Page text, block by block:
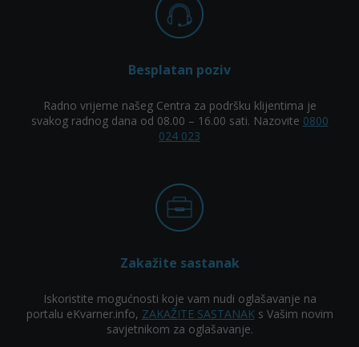
Besplatan poziv
Radno vrijeme našeg Centra za podršku klijentima je
svakog radnog dana od 08.00 – 16.00 sati. Nazovite 0800
024 023
Zakažite sastanak
Iskoristite mogućnosti koje vam nudi oglašavanje na
portalu eKvarner.info, ZAKAŽITE SASTANAKs Vašim novim
savjetnikom za oglašavanje.